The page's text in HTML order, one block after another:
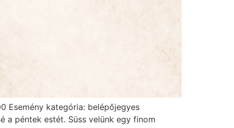
Esemény kategória: belépőjegyes
a péntek estét. Süss velünk egy finom